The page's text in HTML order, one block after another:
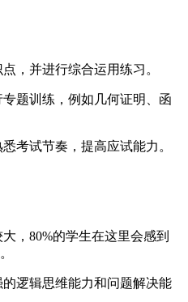
，并进行综合运用练习。
题训练，例如几何证明、函
考试节奏，提高应试能力。
，80%的学生在这里会感到
逻辑思维能力和问题解决能